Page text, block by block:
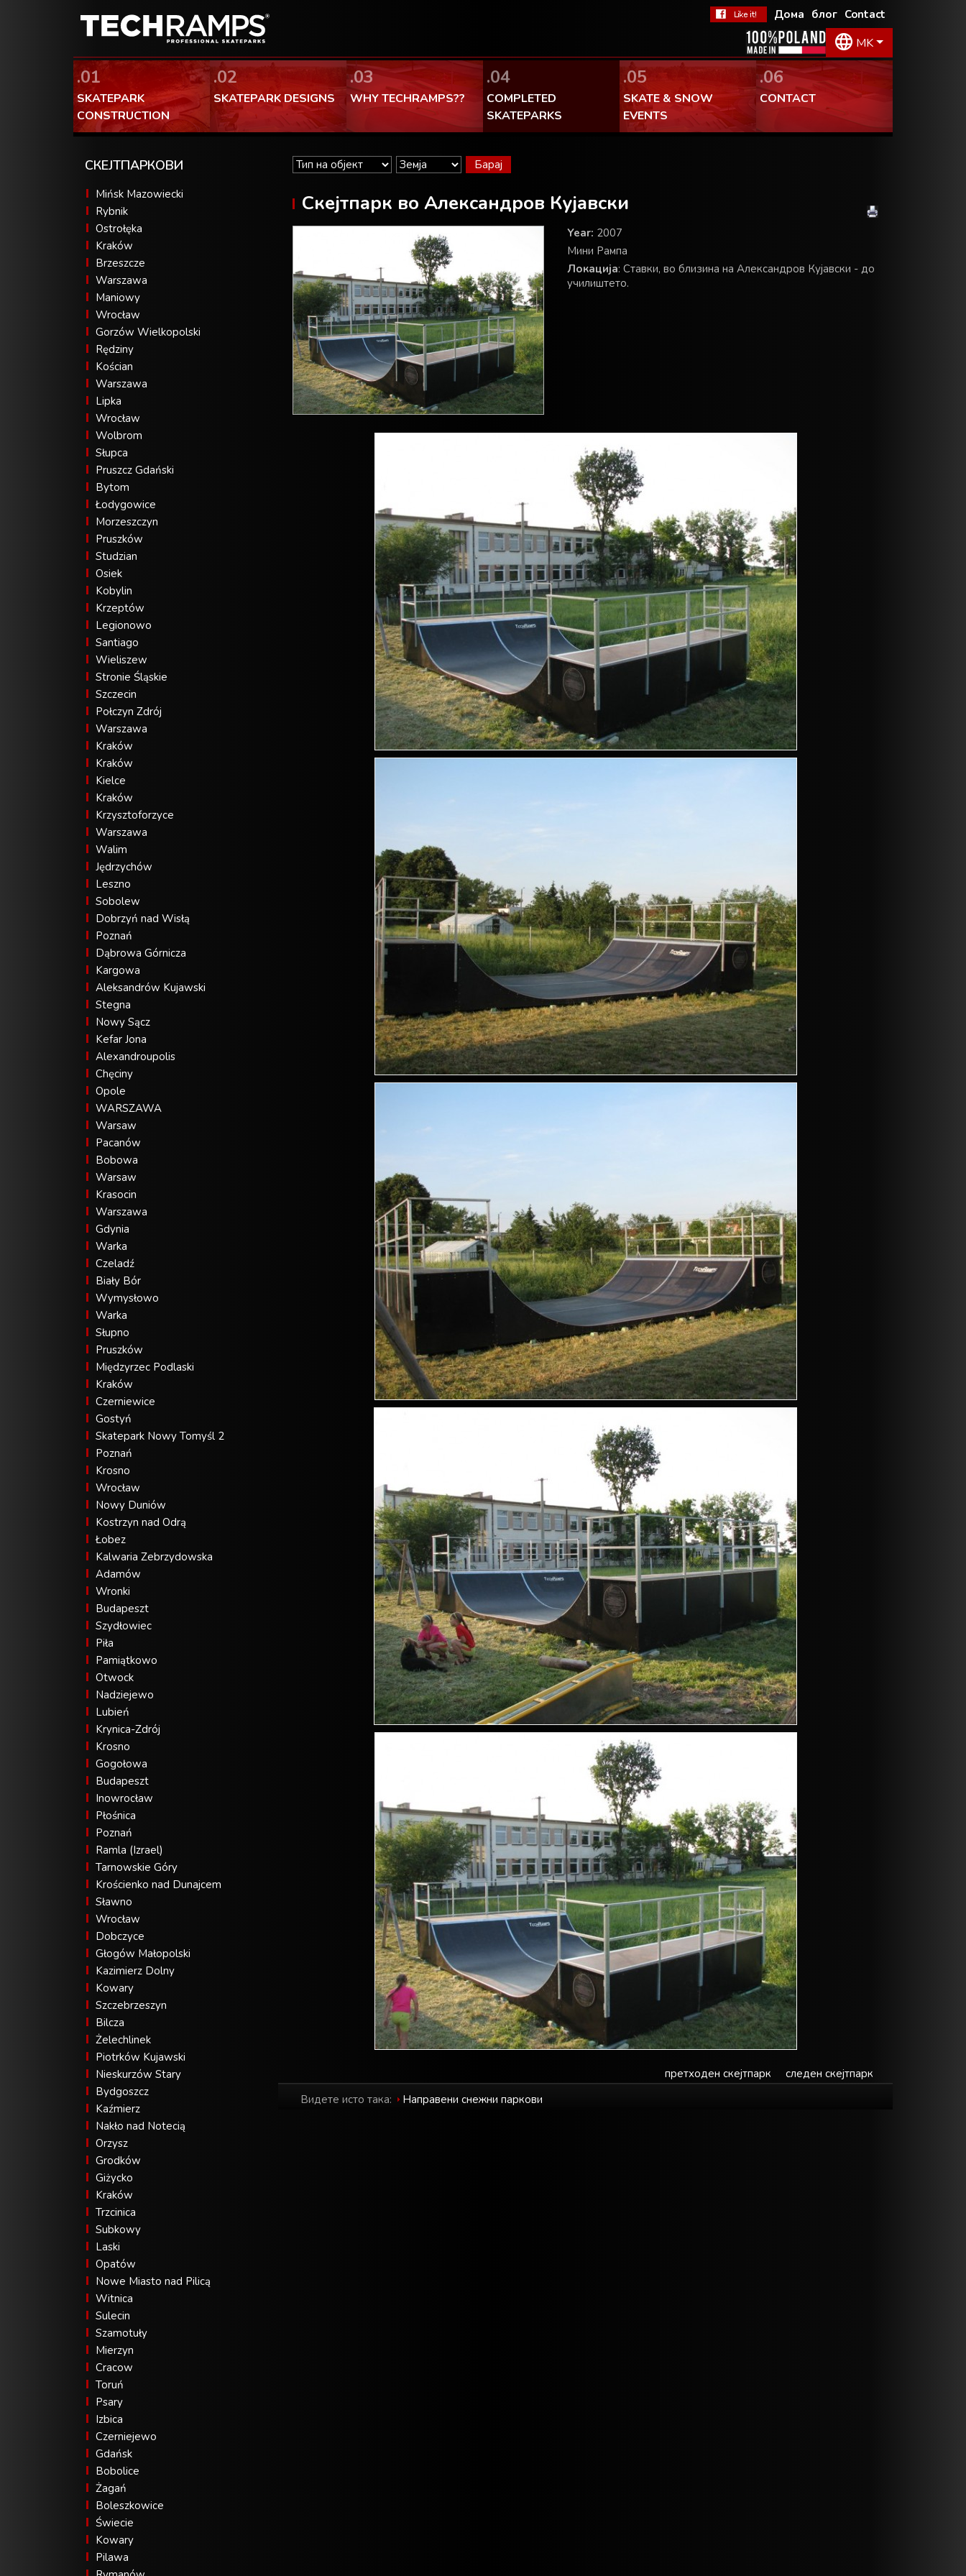
Contact
блог
Дома
MK
.01
SKATEPARK
CONSTRUCTION
.02
SKATEPARK DESIGNS
.03
WHY TECHRAMPS??
.04
COMPLETED
SKATEPARKS
.05
SKATE & SNOW
EVENTS
.06
CONTACT
СКЕЈТПАРКОВИ
Mińsk Mazowiecki
Rybnik
Ostrołęka
Kraków
Brzeszcze
Warszawa
Maniowy
Wrocław
Gorzów Wielkopolski
Rędziny
Kościan
Warszawa
Lipka
Wrocław
Wolbrom
Słupca
Pruszcz Gdański
Bytom
Łodygowice
Morzeszczyn
Pruszków
Studzian
Osiek
Kobylin
Krzeptów
Legionowo
Santiago
Wieliszew
Stronie Śląskie
Szczecin
Połczyn Zdrój
Warszawa
Kraków
Kraków
Kielce
Kraków
Krzysztoforzyce
Warszawa
Walim
Jędrzychów
Leszno
Sobolew
Dobrzyń nad Wisłą
Poznań
Dąbrowa Górnicza
Kargowa
Aleksandrów Kujawski
Stegna
Nowy Sącz
Kefar Jona
Alexandroupolis
Chęciny
Opole
WARSZAWA
Warsaw
Pacanów
Bobowa
Warsaw
Krasocin
Warszawa
Gdynia
Warka
Czeladź
Biały Bór
Wymysłowo
Warka
Słupno
Pruszków
Międzyrzec Podlaski
Kraków
Czerniewice
Gostyń
Skatepark Nowy Tomyśl 2
Poznań
Krosno
Wrocław
Nowy Duniów
Kostrzyn nad Odrą
Łobez
Kalwaria Zebrzydowska
Adamów
Wronki
Budapeszt
Szydłowiec
Piła
Pamiątkowo
Otwock
Nadziejewo
Lubień
Krynica-Zdrój
Krosno
Gogołowa
Budapeszt
Inowrocław
Płośnica
Poznań
Ramla (Izrael)
Tarnowskie Góry
Krościenko nad Dunajcem
Sławno
Wrocław
Dobczyce
Głogów Małopolski
Kazimierz Dolny
Kowary
Szczebrzeszyn
Bilcza
Żelechlinek
Piotrków Kujawski
Nieskurzów Stary
Bydgoszcz
Kaźmierz
Nakło nad Notecią
Orzysz
Grodków
Giżycko
Kraków
Trzcinica
Subkowy
Laski
Opatów
Nowe Miasto nad Pilicą
Witnica
Sulecin
Szamotuły
Mierzyn
Cracow
Toruń
Psary
Izbica
Czerniejewo
Gdańsk
Bobolice
Żagań
Boleszkowice
Świecie
Kowary
Pilawa
Скејтпарк во Александров Кујавски
Year: 2007
Мини Рампа
Локација: Ставки, во близина на Александров Кујавски - до
училиштето.
следен скејтпарк
претходен скејтпарк
Видете исто така:
Направени снежни паркови